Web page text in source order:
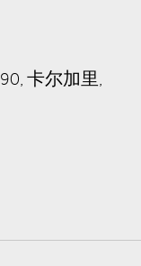
卡尔加里,